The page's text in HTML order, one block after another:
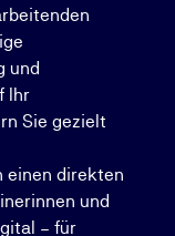
und
Ihr
Sie gezielt
einen direkten
und
– für